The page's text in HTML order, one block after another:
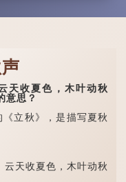
收夏色，木叶动秋
意思？
立秋》，是描写夏秋
收夏色，木叶动秋